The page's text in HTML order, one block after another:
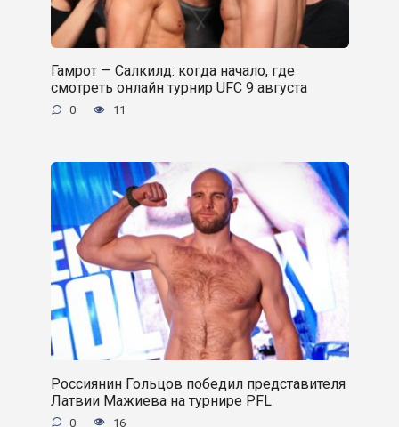
Гамрот — Салкилд: когда начало, где
смотреть онлайн турнир UFC 9 августа
0 11
Россиянин Гольцов победил представителя
Латвии Мажиева на турнире PFL
0 16